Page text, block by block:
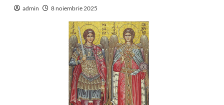
admin 8 noiembrie 2025